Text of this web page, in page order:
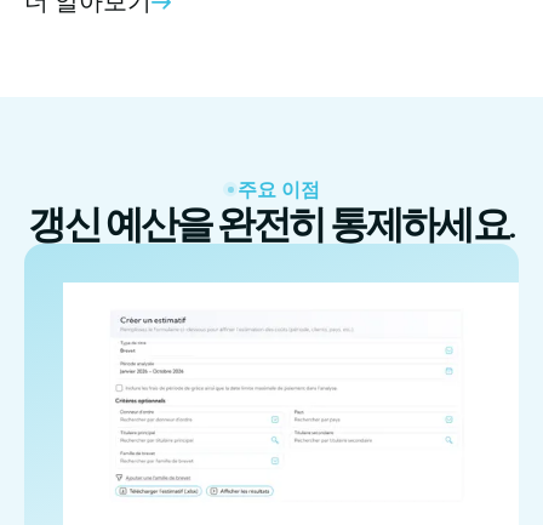
주요 이점
갱신 예산을 완전히 통제하세요.